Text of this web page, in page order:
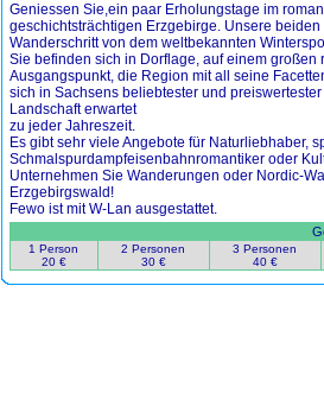
Geniessen Sie,ein paar Erholungstage im
geschichtsträchtigen Erzgebirge. Unsere
Wanderschritt von dem weltbekannten
Sie befinden sich in Dorflage, auf einem
Ausgangspunkt, die Region mit all seine
sich in Sachsens beliebtester und
Landschaft erwartet
zu jeder Jahreszeit.
Es gibt sehr viele Angebote für Naturliebhaber,
Schmalspurdampfeisenbahnromantiker oder
Unternehmen Sie Wanderungen oder Nordic-
Erzgebirgswald!
Fewo ist mit W-Lan ausgestattet.
1 Person
20 €
2 Personen
30 €
3 Personen
40 €